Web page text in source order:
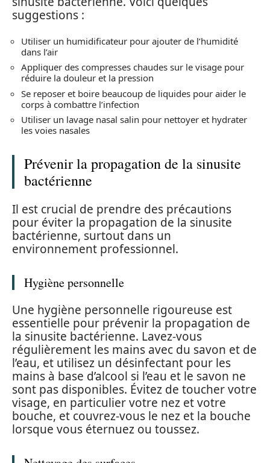
suggestions :
Utiliser un humidificateur pour ajouter de l’humidité
dans l’air
Appliquer des compresses chaudes sur le visage pour
réduire la douleur et la pression
Se reposer et boire beaucoup de liquides pour aider le
corps à combattre l’infection
Utiliser un lavage nasal salin pour nettoyer et hydrater
les voies nasales
Prévenir la propagation de la sinusite
bactérienne
Il est crucial de prendre des précautions
pour éviter la propagation de la sinusite
bactérienne, surtout dans un
environnement professionnel.
Hygiène personnelle
Une hygiène personnelle rigoureuse est
essentielle pour prévenir la propagation de
la sinusite bactérienne. Lavez-vous
régulièrement les mains avec du savon et de
l’eau, et utilisez un désinfectant pour les
mains à base d’alcool si l’eau et le savon ne
sont pas disponibles. Évitez de toucher votre
visage, en particulier votre nez et votre
bouche, et couvrez-vous le nez et la bouche
lorsque vous éternuez ou toussez.